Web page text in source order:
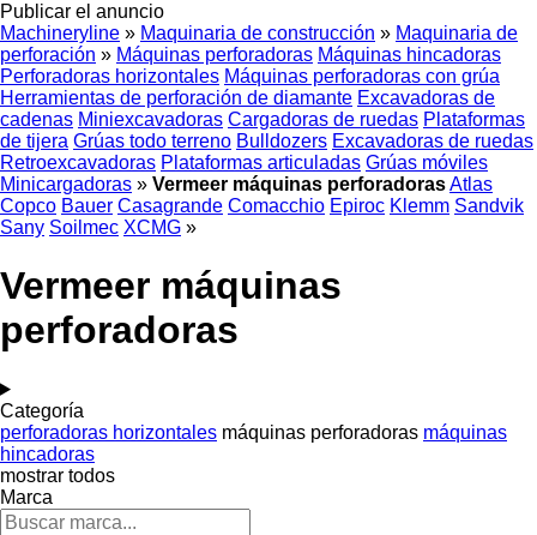
Publicar el anuncio
Machineryline » Maquinaria de construcción » Maquinaria de
perforación » Máquinas perforadoras Máquinas hincadoras
Perforadoras horizontales Máquinas perforadoras con grúa
Herramientas de perforación de diamante Excavadoras de
cadenas Miniexcavadoras Cargadoras de ruedas Plataformas
de tijera Grúas todo terreno Bulldozers Excavadoras de ruedas
Retroexcavadoras Plataformas articuladas Grúas móviles
Minicargadoras » Vermeer máquinas perforadorasAtlas
Copco Bauer Casagrande Comacchio Epiroc Klemm Sandvik
Sany Soilmec XCMG »
Vermeer máquinas
perforadoras
Categoría
perforadoras horizontales máquinas perforadoras máquinas
hincadoras
mostrar todos
Marca